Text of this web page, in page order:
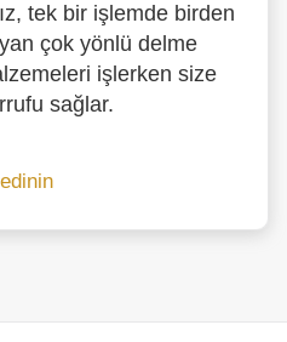
tek bir işlemde birden
çok yönlü delme
işlerken size
sağlar.